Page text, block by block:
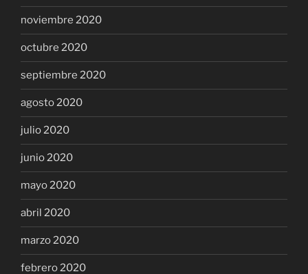
noviembre 2020
octubre 2020
septiembre 2020
agosto 2020
julio 2020
junio 2020
mayo 2020
abril 2020
marzo 2020
febrero 2020